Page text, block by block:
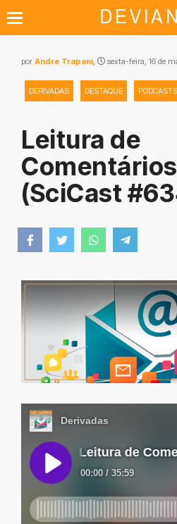
por Andre Trapani, sexta-feira, 16 de
DERIVADAS DESTAQUE PODCASTS
Leitura de
(SciCast